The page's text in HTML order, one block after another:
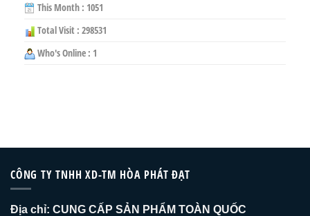
This Month : 1051
Total Visit : 298531
Who's Online : 1
CÔNG TY TNHH XD-TM HÒA PHÁT ĐẠT
Địa chỉ: CUNG CẤP SẢN PHẨM TOÀN QUỐC